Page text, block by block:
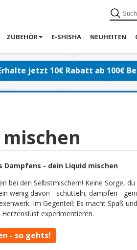
ZUBEHÖR E-SHISHA NEUHEITEN
jetzt 10€ Rabatt ab 100€
Dampfens - dein Liquid mischen
bei den Selbstmischern! Keine Sorge,
wenig davon - schütteln, dampfen -
Im Gegenteil: Es macht Spaß
experimentieren.
- so gehts!